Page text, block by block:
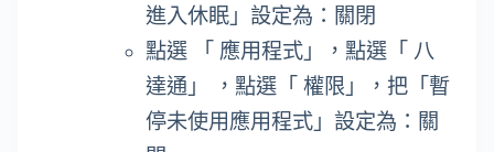
進入休眠」設定為：關閉
點選 「 應用程式」，點選「 八
達通」 ，點選「 權限」，把「暫
停未使用應用程式」設定為：關